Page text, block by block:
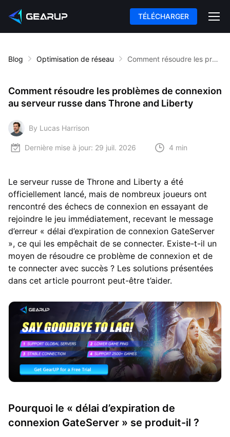
TÉLÉCHARGER
Blog Optimisation de réseau Comment résoudre les problèmes de connexion au serveur russe dans Throne and Liberty
Comment résoudre les problèmes de connexion
au serveur russe dans Throne and Liberty
By Lucas Harrison
Dernière mise à jour: 29 juil. 2026 4 min
Le serveur russe de Throne and Liberty a été
officiellement lancé, mais de nombreux joueurs ont
rencontré des échecs de connexion en essayant de
rejoindre le jeu immédiatement, recevant le message
d’erreur « délai d’expiration de connexion GateServer
», ce qui les empêchait de se connecter. Existe-t-il un
moyen de résoudre ce problème de connexion et de
te connecter avec succès ? Les solutions présentées
dans cet article pourront peut-être t’aider.
Pourquoi le « délai d’expiration de
connexion GateServer » se produit-il ?